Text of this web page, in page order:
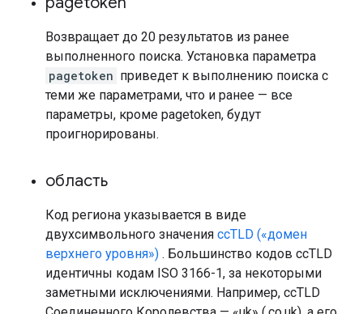
Возвращает до 20 результатов из ранее
выполненного поиска. Установка параметра
pagetoken приведет к выполнению поиска с
теми же параметрами, что и ранее — все
параметры, кроме pagetoken, будут
проигнорированы.
область
Код региона указывается в виде
двухсимвольного значения ccTLD («домен
верхнего уровня») . Большинство кодов ccTLD
идентичны кодам ISO 3166-1, за некоторыми
заметными исключениями. Например, ccTLD